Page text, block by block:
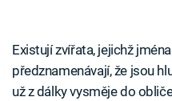
Existují zvířata, jejichž
předznamenávají, že jsou
už z dálky vysměje do